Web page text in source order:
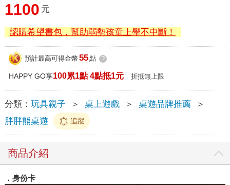
1100 元
認購希望書包，幫助弱勢孩童上學不中斷！
預計最高可得金幣 55點 ?
HAPPY GO享100累1點 4點抵1元 折抵無上限
分類： 玩具親子 ＞ 桌上遊戲 ＞ 桌遊品牌推薦
＞
胖胖熊桌遊
追蹤
商品介紹
．身份卡